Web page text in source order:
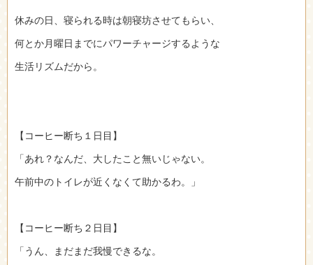
休みの日、寝られる時は朝寝坊させてもらい、
何とか月曜日までにパワーチャージするような
生活リズムだから。
【コーヒー断ち１日目】
「あれ？なんだ、大したこと無いじゃない。
午前中のトイレが近くなくて助かるわ。」
【コーヒー断ち２日目】
「うん、まだまだ我慢できるな。